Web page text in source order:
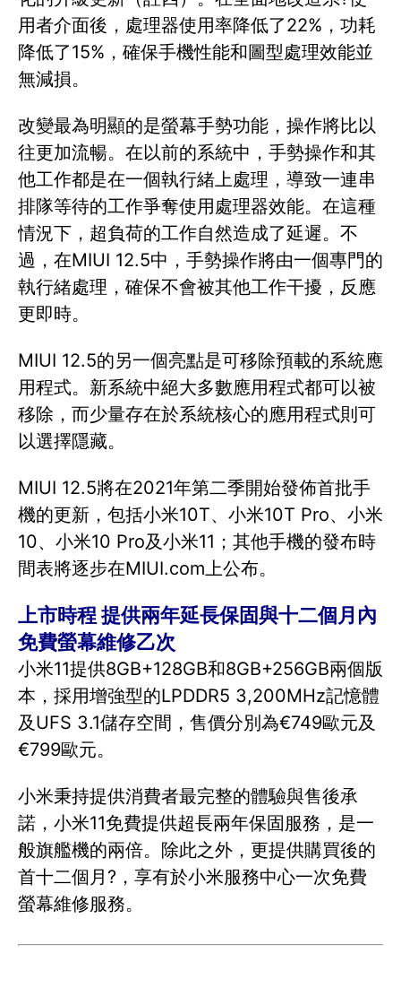
用者介面後，處理器使用率降低了22%，功耗
降低了15%，確保手機性能和圖型處理效能並
無減損。
改變最為明顯的是螢幕手勢功能，操作將比以
往更加流暢。在以前的系統中，手勢操作和其
他工作都是在一個執行緒上處理，導致一連串
排隊等待的工作爭奪使用處理器效能。在這種
情況下，超負荷的工作自然造成了延遲。不
過，在MIUI 12.5中，手勢操作將由一個專門的
執行緒處理，確保不會被其他工作干擾，反應
更即時。
MIUI 12.5的另一個亮點是可移除預載的系統應
用程式。新系統中絕大多數應用程式都可以被
移除，而少量存在於系統核心的應用程式則可
以選擇隱藏。
MIUI 12.5將在2021年第二季開始發佈首批手
機的更新，包括小米10T、小米10T Pro、小米
10、小米10 Pro及小米11；其他手機的發布時
間表將逐步在MIUI.com上公布。
上市時程 提供兩年延長保固與十二個月內
免費螢幕維修乙次
小米11提供8GB+128GB和8GB+256GB兩個版
本，採用增強型的LPDDR5 3,200MHz記憶體
及UFS 3.1儲存空間，售價分別為€749歐元及
€799歐元。
小米秉持提供消費者最完整的體驗與售後承
諾，小米11免費提供超長兩年保固服務，是一
般旗艦機的兩倍。除此之外，更提供購買後的
首十二個月?，享有於小米服務中心一次免費
螢幕維修服務。